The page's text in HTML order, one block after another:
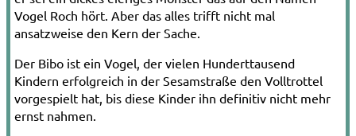
Vogel Roch hört. Aber das alles trifft nicht mal
ansatzweise den Kern der Sache.
Der Bibo ist ein Vogel, der vielen Hunderttausend
Kindern erfolgreich in der Sesamstraße den Volltrottel
vorgespielt hat, bis diese Kinder ihn definitiv nicht mehr
ernst nahmen.